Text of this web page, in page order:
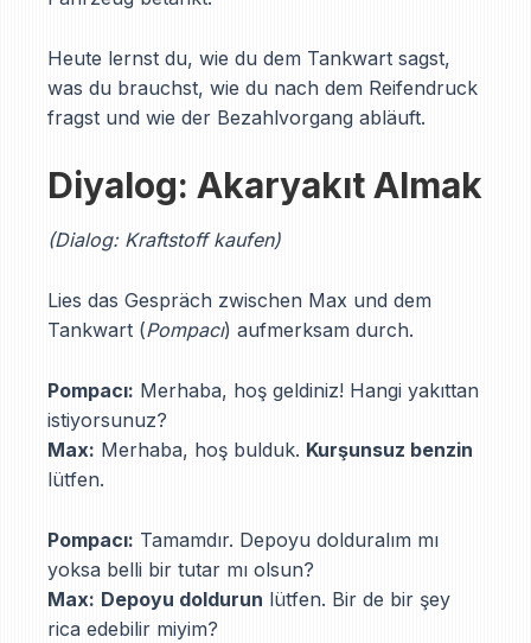
Heute lernst du, wie du dem Tankwart sagst,
was du brauchst, wie du nach dem Reifendruck
fragst und wie der Bezahlvorgang abläuft.
Diyalog: Akaryakıt Almak
(Dialog: Kraftstoff kaufen)
Lies das Gespräch zwischen Max und dem
Tankwart (Pompacı) aufmerksam durch.
Pompacı: Merhaba, hoş geldiniz! Hangi yakıttan
istiyorsunuz?
Max: Merhaba, hoş bulduk. Kurşunsuz benzin
lütfen.
Pompacı: Tamamdır. Depoyu dolduralım mı
yoksa belli bir tutar mı olsun?
Max: Depoyu doldurun lütfen. Bir de bir şey
rica edebilir miyim?